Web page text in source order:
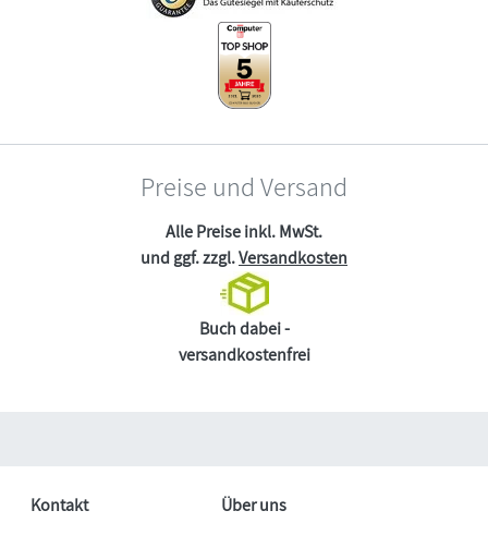
Preise und Versand
Alle Preise inkl. MwSt.
und ggf. zzgl.Versandkosten
Buch dabei -
versandkostenfrei
Kontakt
Über uns